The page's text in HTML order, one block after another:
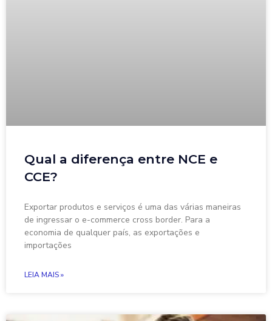
Qual a diferença entre NCE e
CCE?
Exportar produtos e serviços é uma das várias maneiras
de ingressar o e-commerce cross border. Para a
economia de qualquer país, as exportações e
importações
LEIA MAIS »